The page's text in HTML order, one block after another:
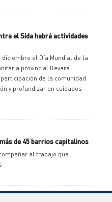
el Sida habrá actividades
el Día Mundial de la
provincial llevará
de la comunidad
y profundizar en cuidados
de 45 barrios capitalinos
al trabajo que